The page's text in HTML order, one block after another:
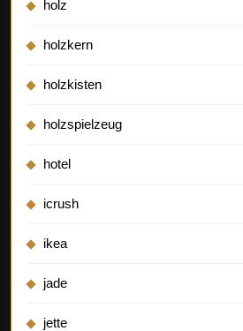
holz
holzkern
holzkisten
holzspielzeug
hotel
icrush
ikea
jade
jette